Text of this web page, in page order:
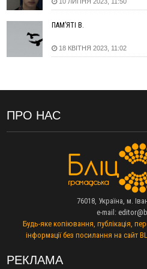
16:27
На Прикарпатті триває
уже зареєстровано 282 одиниці
Понад 9 тис. прикарпатських
рекомендації до зарахування
14:35
Не знає англійську на
кримінального суду
14:14
У Ворохті проведуть Кубок
пам'яті оборонця Богдана
На Калущині розшукали
блукав у лісі
Боднар розповів про реакцію
українців та про зміни після
"Едельвейси" щемливо
Днем міста
Вчора у Франківську,
11:45
У Надвірній п'яна жінка
ПАМ’ЯТІ В.
18 КВІТНЯ 2023, 11:02
ПРО НАС
76018, Україна, м.
e-mail:
Будь-яке копіювання, публікація,
інформації без посилання на сайт
РЕКЛАМА